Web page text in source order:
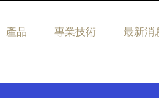
產品 專業技術 最新消